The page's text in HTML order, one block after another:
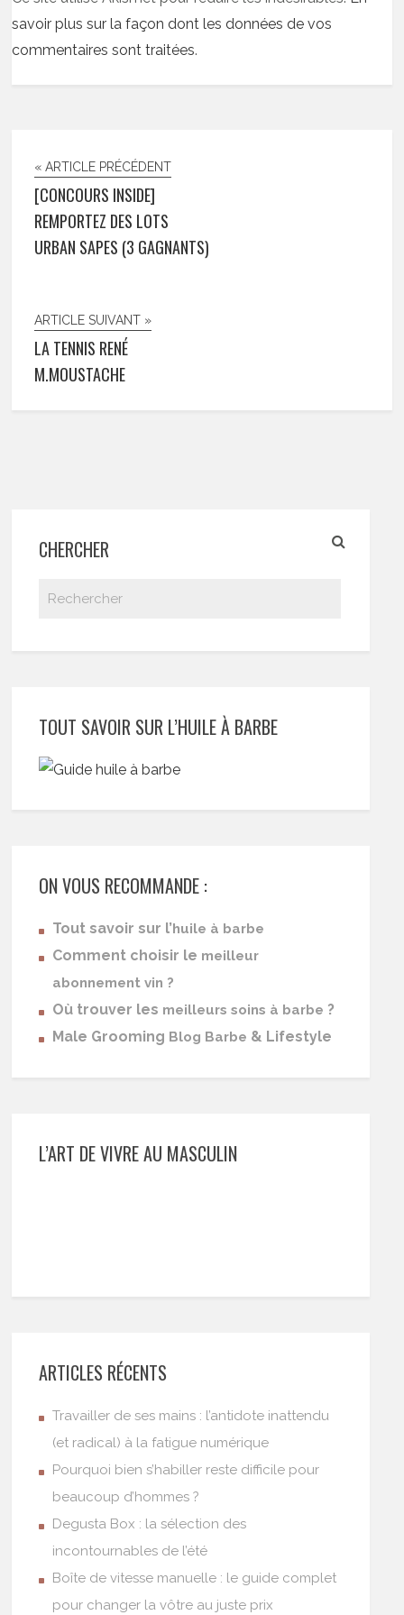
savoir plus sur la façon dont les données de vos
commentaires sont traitées.
« ARTICLE PRÉCÉDENT
[CONCOURS INSIDE]
REMPORTEZ DES LOTS
URBAN SAPES (3 GAGNANTS)
ARTICLE SUIVANT »
LA TENNIS RENÉ
M.MOUSTACHE
CHERCHER
TOUT SAVOIR SUR L’HUILE À BARBE
ON VOUS RECOMMANDE :
Tout savoir sur l’huile à barbe
Comment choisir le meilleur
abonnement vin ?
Où trouver les meilleurs soins à barbe ?
Male Grooming Blog Barbe & Lifestyle
L’ART DE VIVRE AU MASCULIN
ARTICLES RÉCENTS
Travailler de ses mains : l’antidote inattendu
(et radical) à la fatigue numérique
Pourquoi bien s’habiller reste difficile pour
beaucoup d’hommes ?
Degusta Box : la sélection des
incontournables de l’été
Boîte de vitesse manuelle : le guide complet
pour changer la vôtre au juste prix